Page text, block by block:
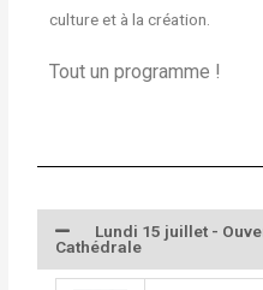
culture et à la création.
Tout un programme !
Lundi 15 juillet -
Cathédrale